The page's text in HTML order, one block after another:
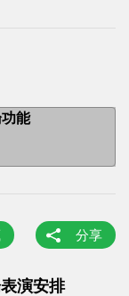
能
分享
演安排